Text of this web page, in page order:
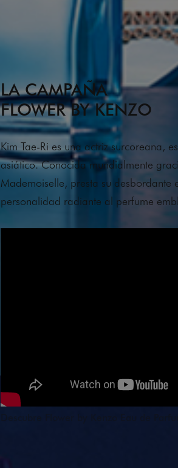
LA CAMPAÑA
FLOWER BY KENZO
Kim Tae-Ri es una actriz surcoreana,
asiático. Conocida mundialmente
Mademoiselle, presta su desbordante
personalidad radiante al perfume